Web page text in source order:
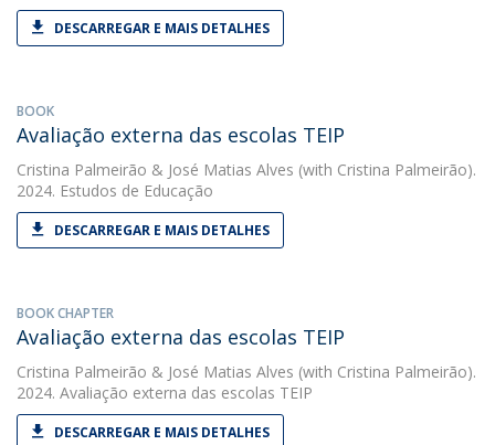
DESCARREGAR E MAIS DETALHES
BOOK
Avaliação externa das escolas TEIP
Cristina Palmeirão & José Matias Alves (with Cristina Palmeirão).
2024. Estudos de Educação
DESCARREGAR E MAIS DETALHES
BOOK CHAPTER
Avaliação externa das escolas TEIP
Cristina Palmeirão & José Matias Alves (with Cristina Palmeirão).
2024. Avaliação externa das escolas TEIP
DESCARREGAR E MAIS DETALHES